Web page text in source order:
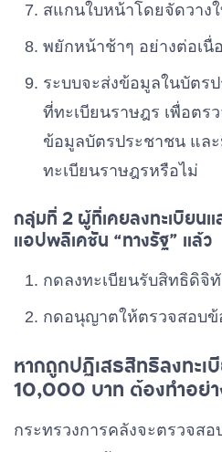
สแกนใบหน้าโดยจัดวาง
พยักหน้าช้าๆ อย่างต่อเนื่
ระบบจะส่งข้อมูลในบัตร
ที่ทะเบียนราษฎร เพื่อตร
ข้อมูลบัตรประชาชน แล
ทะเบียนราษฎรหรือไม่
กลุ่มที่ 2 ผู้ที่เคยลงทะเบียน
แอปพลิเคชัน “ทางรัฐ” แล้ว
กดลงทะเบียนรับสิทธิดิจิ
กดอนุญาตให้ตรวจสอบ
หากถูกปฏิเสธสิทธิลงทะเ
10,000 บาท ต้องทำอย่า
กระทรวงการคลังจะตรวจส